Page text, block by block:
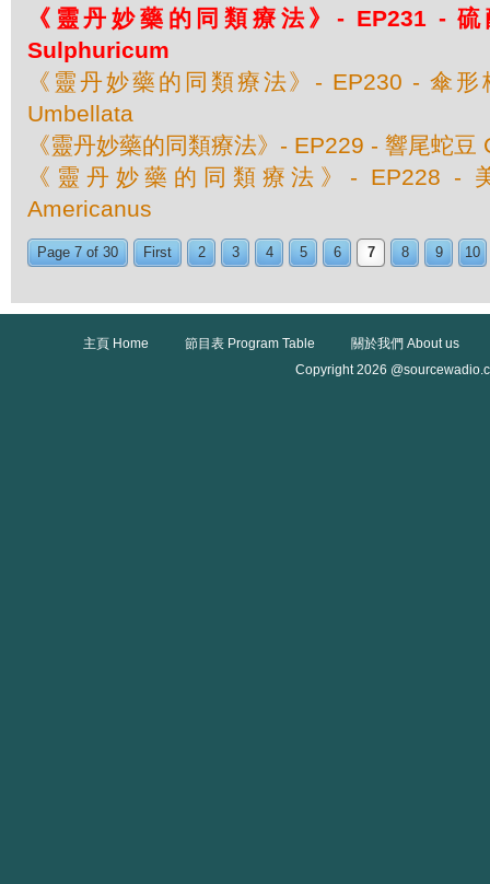
《靈丹妙藥的同類療法》- EP231 -
Sulphuricum
《靈丹妙藥的同類療法》- EP230 - 傘形
Umbellata
《靈丹妙藥的同類療法》- EP229 - 響尾蛇豆
《靈丹妙藥的同類療法》- EP228 -
Americanus
Page 7 of 30 First 2 3 4 5 6 7 8 9 10
主頁 Home 節目表 Program Table
關於我們 About us
Copyright 2026